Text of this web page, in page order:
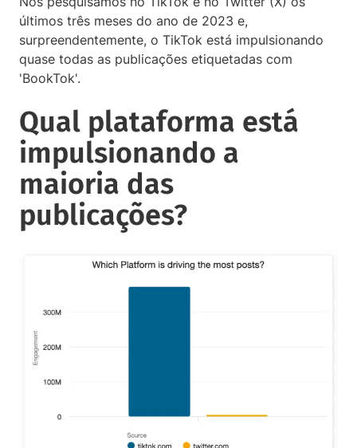
últimos três meses do ano de 2023 e,
surpreendentemente, o TikTok está impulsionando
quase todas as publicações etiquetadas com
'BookTok'.
Qual plataforma está
impulsionando a
maioria das
publicações?